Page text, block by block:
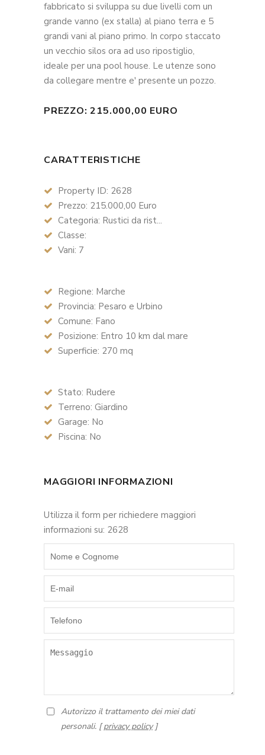
fabbricato si sviluppa su due livelli com un
grande vanno (ex stalla) al piano terra e 5
grandi vani al piano primo. In corpo staccato
un vecchio silos ora ad uso ripostiglio,
ideale per una pool house. Le utenze sono
da collegare mentre e' presente un pozzo.
PREZZO: 215.000,00 EURO
CARATTERISTICHE
Property ID: 2628
Prezzo: 215.000,00 Euro
Categoria: Rustici da rist...
Classe:
Vani: 7
Regione: Marche
Provincia: Pesaro e Urbino
Comune: Fano
Posizione: Entro 10 km dal mare
Superficie: 270 mq
Stato: Rudere
Terreno: Giardino
Garage: No
Piscina: No
MAGGIORI INFORMAZIONI
Utilizza il form per richiedere maggiori
informazioni su: 2628
Autorizzo il trattamento dei miei dati
personali. [privacy policy]